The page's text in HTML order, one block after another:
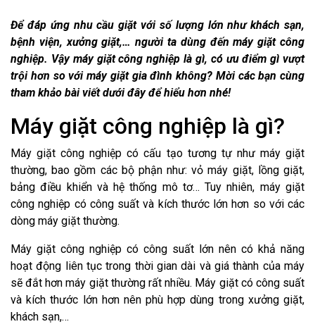
Để đáp ứng nhu cầu giặt với số lượng lớn như khách sạn,
bệnh viện, xưởng giặt,… người ta dùng đến máy giặt công
nghiệp. Vậy máy giặt công nghiệp là gì, có ưu điểm gì vượt
trội hơn so với máy giặt gia đình không? Mời các bạn cùng
tham khảo bài viết dưới đây để hiểu hơn nhé!
Máy giặt công nghiệp là gì?
Máy giặt công nghiệp có cấu tạo tương tự như máy giặt
thường, bao gồm các bộ phận như: vỏ máy giặt, lồng giặt,
bảng điều khiển và hệ thống mô tơ… Tuy nhiên, máy giặt
công nghiệp có công suất và kích thước lớn hơn so với các
dòng máy giặt thường.
Máy giặt công nghiệp có công suất lớn nên có khả năng
hoạt động liên tục trong thời gian dài và giá thành của máy
sẽ đắt hơn máy giặt thường rất nhiều. Máy giặt có công suất
và kích thước lớn hơn nên phù hợp dùng trong xưởng giặt,
khách sạn,…